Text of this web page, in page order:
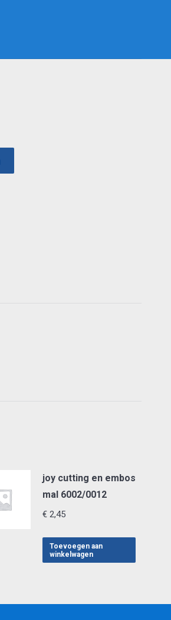
joy cutting en embos
mal 6002/0012
€ 2,45
Toevoegen aan
winkelwagen